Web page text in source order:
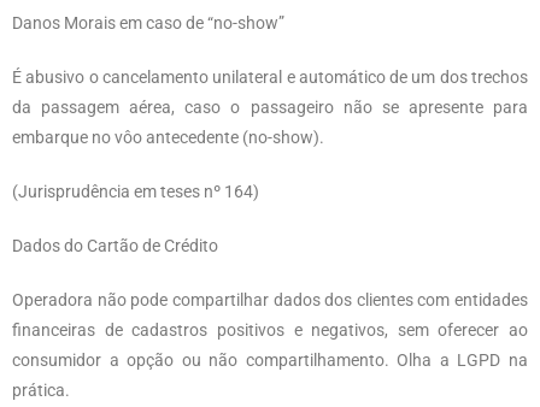
Danos Morais em caso de “no-show”
É abusivo o cancelamento unilateral e automático de um dos trechos
da passagem aérea, caso o passageiro não se apresente para
embarque no vôo antecedente (no-show).
(Jurisprudência em teses nº 164)
Dados do Cartão de Crédito
Operadora não pode compartilhar dados dos clientes com entidades
financeiras de cadastros positivos e negativos, sem oferecer ao
consumidor a opção ou não compartilhamento. Olha a LGPD na
prática.